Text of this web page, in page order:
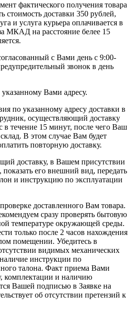
фактического получения товара
стоимость доставки 350 рублей,
и услуга курьера оплачивается в
МКАД на расстояние белее 15
с Вами день с 9:00-
звонок в день
Вами адресу.
по указанному адресу доставки в
осуществляющий доставку
в течение 15 минут, после чего Ваш
В этом случае Вам будет
повторную доставку.
доставку, в Вашем присутствии
показать его внешний вид, передать
и инструкцию по эксплуатации
доставленного Вам товара.
сразу проверять бытовую
температуре окружающей среды.
только после 2 часов нахождения
помещении. Убедитесь в
видимых механических
инструкции по
талона. Факт приема Вами
комплектации и наличию
Вашей подписью в Заявке на
об отсутствии претензий к